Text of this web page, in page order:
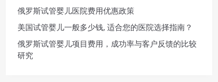
俄罗斯试管婴儿医院费用优惠政策
美国试管婴儿一般多少钱, 适合您的医院选择指南？
俄罗斯试管婴儿项目费用，成功率与客户反馈的比较
研究